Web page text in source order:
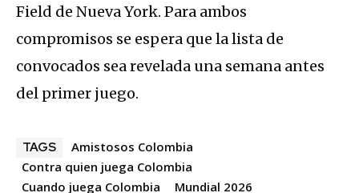
Field de Nueva York. Para ambos
compromisos se espera que la lista de
convocados sea revelada una semana antes
del primer juego.
TAGS
Amistosos Colombia
Contra quien juega Colombia
Cuando juega Colombia
Mundial 2026